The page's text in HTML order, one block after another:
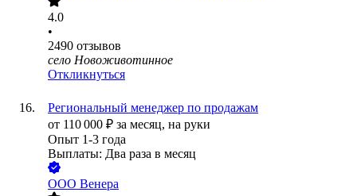
4.0
•
2490 отзывов
село Новоживотинное
Откликнуться
Региональный менеджер по продажам
от 110 000 ₽ за месяц, на руки
Опыт 1-3 года
Выплаты: Два раза в месяц
ООО Венера